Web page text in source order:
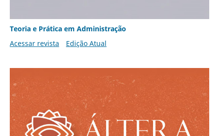
Teoria e Prática em Administração
Acessar revista
Edição Atual